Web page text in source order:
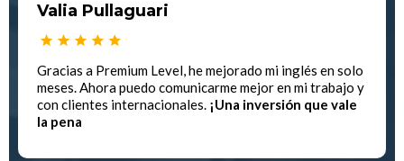
Valia Pullaguari
Gracias a Premium Level, he mejorado mi inglés en solo
meses. Ahora puedo comunicarme mejor en mi trabajo y
con clientes internacionales. ¡Una inversión que vale
la pena